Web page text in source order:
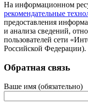
На информационном
рекомендательные
предоставления
и анализа сведений,
пользователей сети
Российской Федерации).
Обратная связь
Ваше имя (обязательно)